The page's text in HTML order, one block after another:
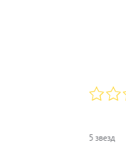
5 звезд